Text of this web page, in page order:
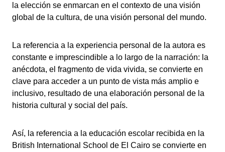
la elección se enmarcan en el contexto de una visión
global de la cultura, de una visión personal del mundo.
La referencia a la experiencia personal de la autora es
constante e imprescindible a lo largo de la narración: la
anécdota, el fragmento de vida vivida, se convierte en
clave para acceder a un punto de vista más amplio e
inclusivo, resultado de una elaboración personal de la
historia cultural y social del país.
Así, la referencia a la educación escolar recibida en la
British International School de El Cairo se convierte en